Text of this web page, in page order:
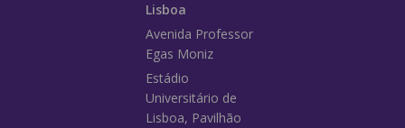
Lisboa
Avenida Professor
Egas Moniz
Estádio
Universitário de
Lisboa, Pavilhão